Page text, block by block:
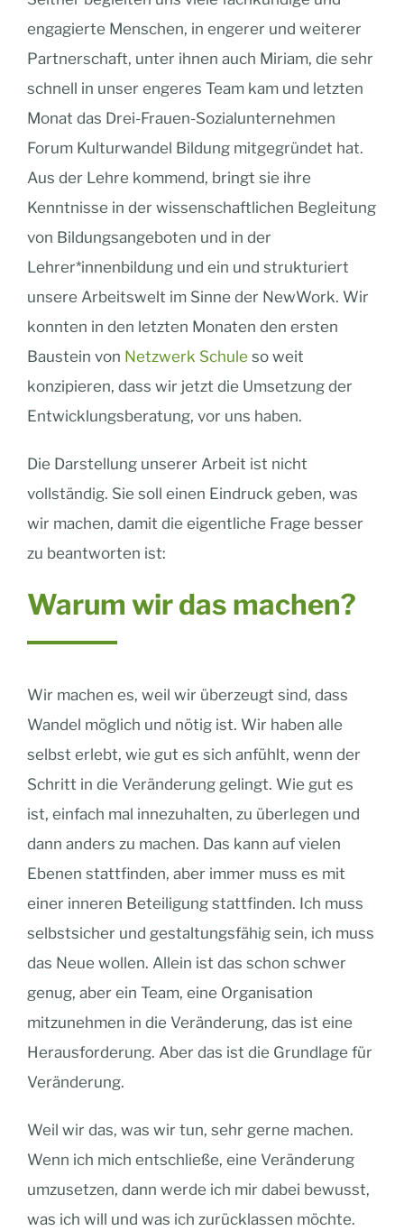
engagierte Menschen, in engerer und weiterer
Partnerschaft, unter ihnen auch Miriam, die sehr
schnell in unser engeres Team kam und letzten
Monat das Drei-Frauen-Sozialunternehmen
Forum Kulturwandel Bildung mitgegründet hat.
Aus der Lehre kommend, bringt sie ihre
Kenntnisse in der wissenschaftlichen Begleitung
von Bildungsangeboten und in der
Lehrer*innenbildung und ein und strukturiert
unsere Arbeitswelt im Sinne der NewWork. Wir
konnten in den letzten Monaten den ersten
Baustein von Netzwerk Schuleso weit
konzipieren, dass wir jetzt die Umsetzung der
Entwicklungsberatung, vor uns haben.
Die Darstellung unserer Arbeit ist nicht
vollständig. Sie soll einen Eindruck geben, was
wir machen, damit die eigentliche Frage besser
zu beantworten ist:
Warum wir das machen?
Wir machen es, weil wir überzeugt sind, dass
Wandel möglich und nötig ist. Wir haben alle
selbst erlebt, wie gut es sich anfühlt, wenn der
Schritt in die Veränderung gelingt. Wie gut es
ist, einfach mal innezuhalten, zu überlegen und
dann anders zu machen. Das kann auf vielen
Ebenen stattfinden, aber immer muss es mit
einer inneren Beteiligung stattfinden. Ich muss
selbstsicher und gestaltungsfähig sein, ich muss
das Neue wollen. Allein ist das schon schwer
genug, aber ein Team, eine Organisation
mitzunehmen in die Veränderung, das ist eine
Herausforderung. Aber das ist die Grundlage für
Veränderung.
Weil wir das, was wir tun, sehr gerne machen.
Wenn ich mich entschließe, eine Veränderung
umzusetzen, dann werde ich mir dabei bewusst,
was ich will und was ich zurücklassen möchte.